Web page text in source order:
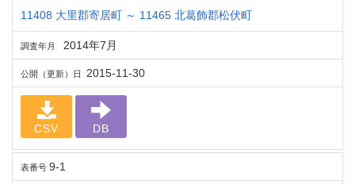
11408 大里郡寄居町 ～ 11465 北葛飾郡松伏町
調査年月 2014年7月
公開（更新）日 2015-11-30
CSV DB
表番号 9-1